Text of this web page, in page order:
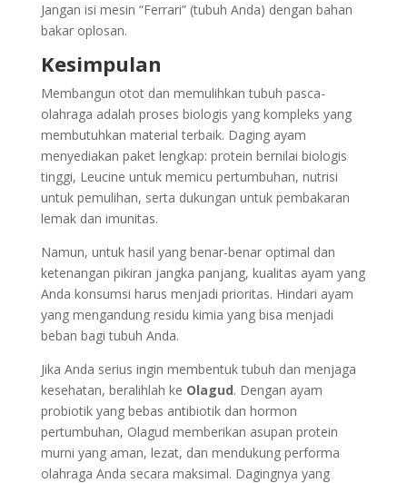
Jangan isi mesin “Ferrari” (tubuh Anda) dengan bahan
bakar oplosan.
Kesimpulan
Membangun otot dan memulihkan tubuh pasca-
olahraga adalah proses biologis yang kompleks yang
membutuhkan material terbaik. Daging ayam
menyediakan paket lengkap: protein bernilai biologis
tinggi, Leucine untuk memicu pertumbuhan, nutrisi
untuk pemulihan, serta dukungan untuk pembakaran
lemak dan imunitas.
Namun, untuk hasil yang benar-benar optimal dan
ketenangan pikiran jangka panjang, kualitas ayam yang
Anda konsumsi harus menjadi prioritas. Hindari ayam
yang mengandung residu kimia yang bisa menjadi
beban bagi tubuh Anda.
Jika Anda serius ingin membentuk tubuh dan menjaga
kesehatan, beralihlah ke Olagud. Dengan ayam
probiotik yang bebas antibiotik dan hormon
pertumbuhan, Olagud memberikan asupan protein
murni yang aman, lezat, dan mendukung performa
olahraga Anda secara maksimal. Dagingnya yang